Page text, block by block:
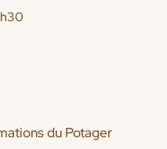
du Potager